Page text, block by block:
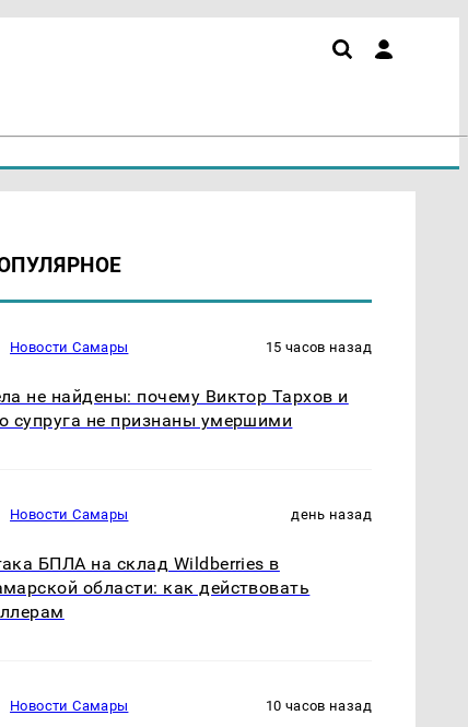
Новости Самары 15 часов назад
не найдены: почему Виктор Тархов и
супруга не признаны умершими
Новости Самары день назад
БПЛА на склад Wildberries в
области: как действовать
Новости Самары 10 часов назад